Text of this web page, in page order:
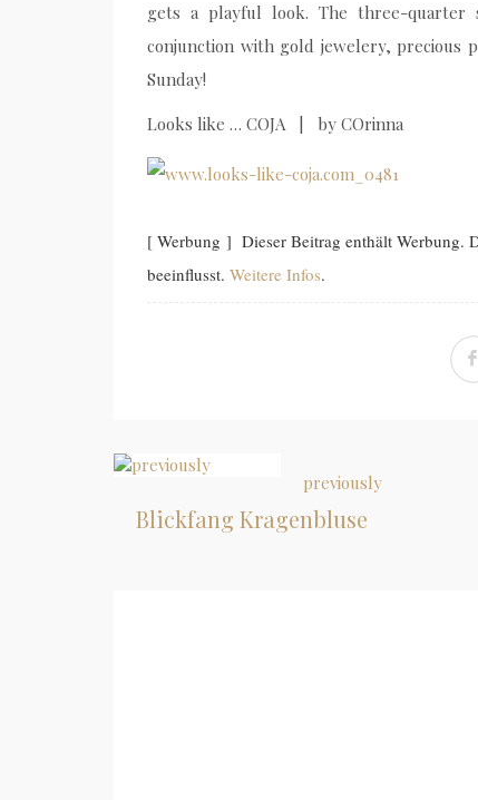
gets a playful look. The three-
conjunction with gold jewelery, precious
Sunday!
Looks like … COJA | by COrinna
[ Werbung ] Dieser Beitrag enthält Werbung.
beeinflusst. Weitere Infos.
previously
Blickfang Kragenbluse